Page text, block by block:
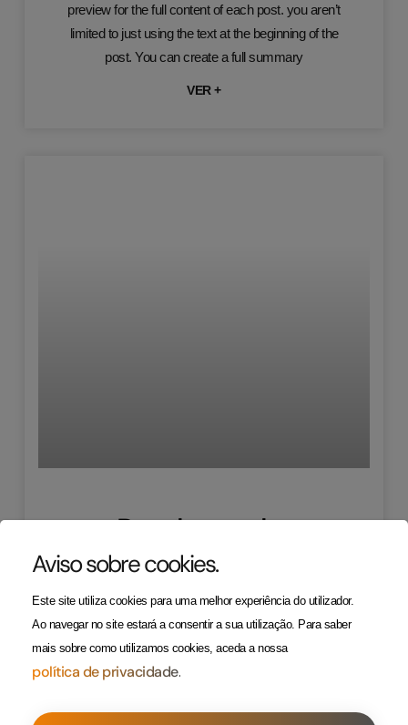
preview for the full content of each post. you aren’t
limited to just using the text at the beginning of the
post. You can create a full summary
VER +
Resulta ganha
Concurso para
Publicidade
Replace this text with a summary of the article.
The excerpt is often used on the blog archive as a
preview for the full content of each post. you aren’t
Aviso sobre cookies.
Este site utiliza cookies para uma melhor experiência do utilizador.
Ao navegar no site estará a consentir a sua utilização. Para saber
mais sobre como utilizamos cookies, aceda a nossa
política de privacidade.